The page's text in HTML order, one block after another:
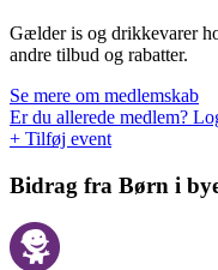
Gælder is og drikkevarer
andre tilbud og rabatter.
Se mere om medlemskab
Er du allerede medlem?
+ Tilføj event
Bidrag fra Børn i